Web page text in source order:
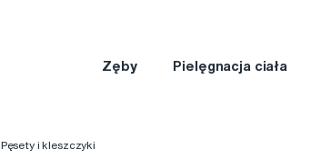
Zęby Pielęgnacja ciała
Pęsety i kleszczyki